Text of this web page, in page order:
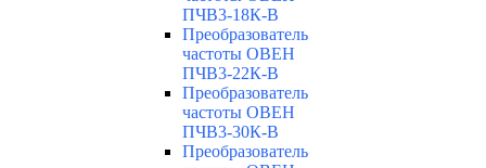
ПЧВ3-18К-В
Преобразователь
частоты ОВЕН
ПЧВ3-22К-В
Преобразователь
частоты ОВЕН
ПЧВ3-30К-В
Преобразователь